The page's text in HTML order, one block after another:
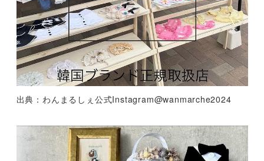
出典：わんまるしぇ公式Instagram@wanmarche2024